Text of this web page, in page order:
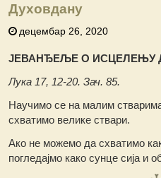
Духовдану
децембар 26, 2020
ЈЕВАНЂЕЉЕ О ИСЦЕЛЕЊУ
Лука 17, 12-20. Зач. 85.
Научимо се на малим
схватимо велике ствари.
Ако не можемо да схватимо
погледајмо како сунце сија и